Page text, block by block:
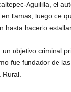
Aguililla, el
llamas, luego de
hasta hacerlo estallar.
objetivo criminal
fue fundador de